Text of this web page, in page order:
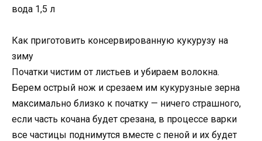
вода 1,5 л
Как приготовить консервированную кукурузу на
зиму
Початки чистим от листьев и убираем волокна.
Берем острый нож и срезаем им кукурузные зерна
максимально близко к початку — ничего страшного,
если часть кочана будет срезана, в процессе варки
все частицы поднимутся вместе с пеной и их будет